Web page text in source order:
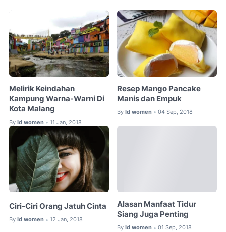
Melirik Keindahan
Kampung Warna-Warni Di
Kota Malang
By Id women • 11 Jan, 2018
Resep Mango Pancake
Manis dan Empuk
By Id women • 04 Sep, 2018
Ciri-Ciri Orang Jatuh Cinta
By Id women • 12 Jan, 2018
Alasan Manfaat Tidur
Siang Juga Penting
By Id women • 01 Sep, 2018